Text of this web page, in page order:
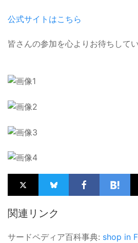
公式サイトはこちら
皆さんの参加を心よりお待ちして
関連リンク
サードペディア百科事典: shop in